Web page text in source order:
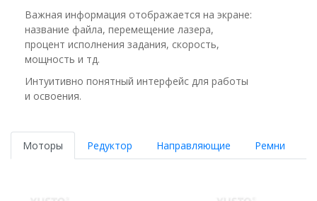
Важная информация отображается на экране:
название файла, перемещение лазера,
процент исполнения задания, скорость,
мощность и тд.
Интуитивно понятный интерфейс для работы
и освоения.
Моторы Редуктор Направляющие Ремни